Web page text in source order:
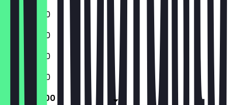
11:00 - 23:00
11:00 - 23:00
11:00 - 23:00
11:00 - 23:00
11:00 - 23:00